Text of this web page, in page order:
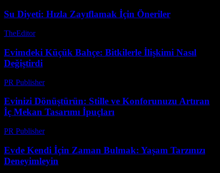
Su Diyeti: Hızla Zayıflamak İçin Öneriler
TheEditor-
Evimdeki Küçük Bahçe: Bitkilerle İlişkimi Nasıl
Değiştirdi
PR Publisher-
Evinizi Dönüştürün: Stille ve Konforunuzu Artıran
İç Mekan Tasarımı İpuçları
PR Publisher-
Evde Kendi İçin Zaman Bulmak: Yaşam Tarzınızı
Deneyimleyin